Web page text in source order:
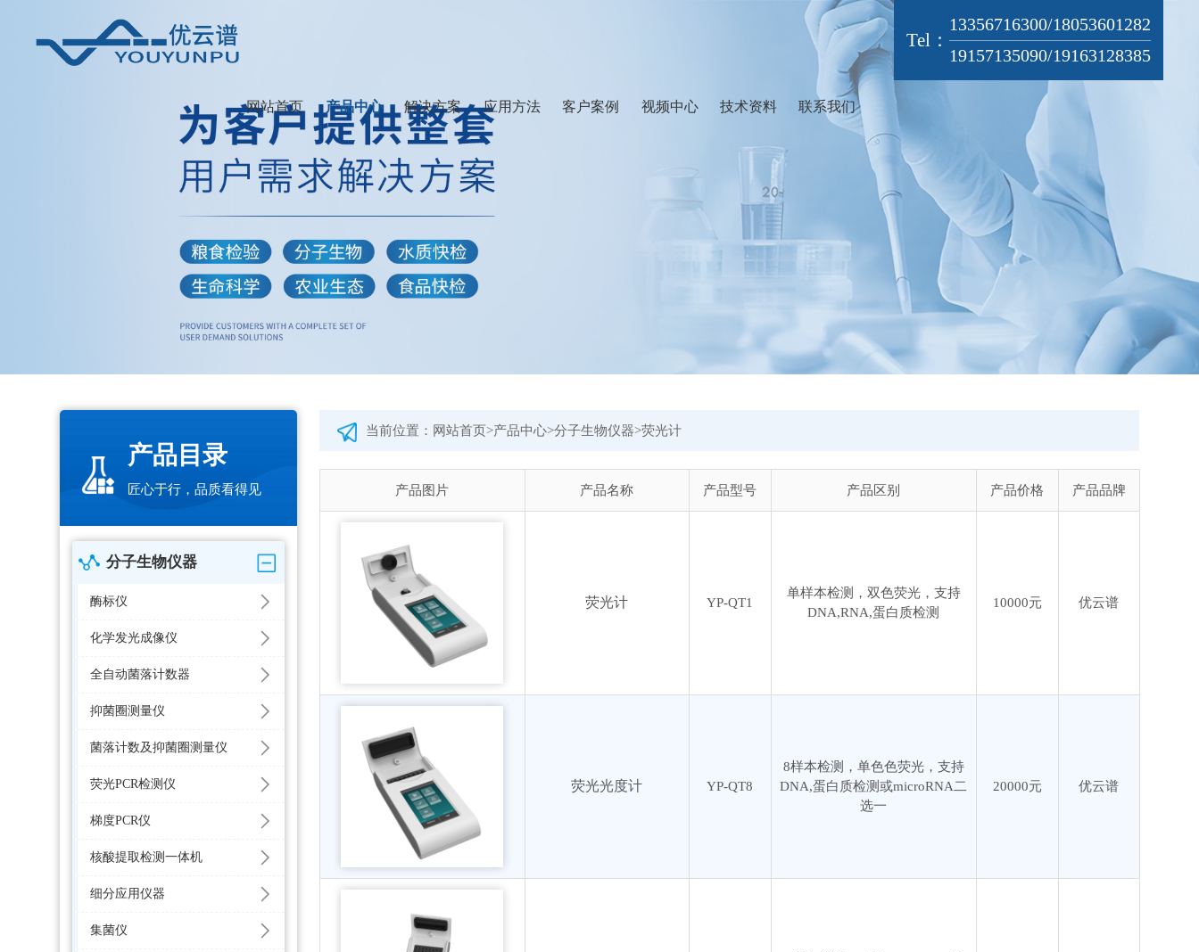
Tel：
13356716300/18053601282
19157135090/19163128385
网站首页 产品中心 解决方案 应用方法 客户案例 视频中心 技术资料 联系我们
产品目录
匠心于行，品质看得见
分子生物仪器
酶标仪
化学发光成像仪
全自动菌落计数器
抑菌圈测量仪
菌落计数及抑菌圈测量仪
荧光PCR检测仪
梯度PCR仪
核酸提取检测一体机
细分应用仪器
集菌仪
当前位置： 网站首页>产品中心>分子生物仪器>荧光计
产品图片 产品名称 产品型号 产品区别 产品价格 产品品牌
荧光计 YP-QT1
单样本检测，双色荧光，支持
DNA,RNA,蛋白质检测
10000元 优云谱
荧光光度计 YP-QT8
8样本检测，单色色荧光，支持
DNA,蛋白质检测或microRNA二
选一
20000元 优云谱